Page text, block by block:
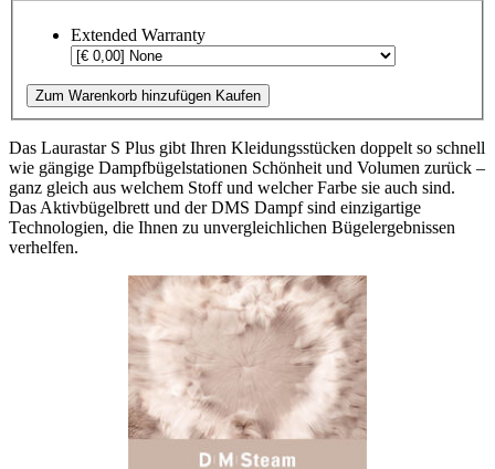
Extended Warranty
Zum Warenkorb hinzufügen Kaufen
Das Laurastar S Plus gibt Ihren Kleidungsstücken doppelt so schnell
wie gängige Dampfbügelstationen Schönheit und Volumen zurück –
ganz gleich aus welchem Stoff und welcher Farbe sie auch sind.
Das Aktivbügelbrett und der DMS Dampf sind einzigartige
Technologien, die Ihnen zu unvergleichlichen Bügelergebnissen
verhelfen.